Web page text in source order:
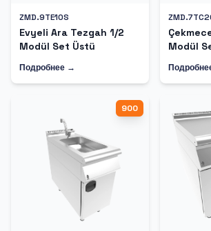
ZMD.9TE10S
Evyeli Ara Tezgah 1/2
Modül Set Üstü
Подробнее →
Modül
900